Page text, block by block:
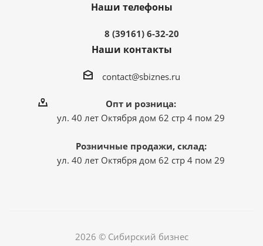
Наши телефоны
8 (39161) 6-32-20
Наши контакты
contact@sbiznes.ru
Опт и розница:
ул. 40 лет Октября дом 62 стр 4 пом 29
Розничные продажи, склад:
ул. 40 лет Октября дом 62 стр 4 пом 29
2026 © Сибирский бизнес